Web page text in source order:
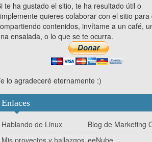
te ha gustado el sitio, te ha resultado útil o
quieres colaborar con el sitio para
contenidos, invítame a un café,
ensalada, o lo que se te ocurra.
lo agradeceré eternamente :)
Enlaces
Hablando de Linux
Blog de Marketing